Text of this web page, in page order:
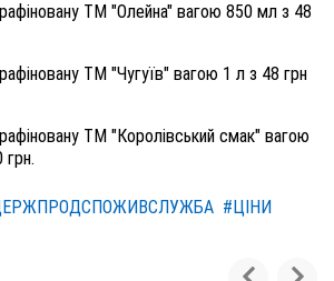
ТМ "Олейна" вагою 850 мл з 48
ТМ "Чугуїв" вагою 1 л з 48 грн
ТМ "Королівський смак" вагою
грн.
#ЦІНИ